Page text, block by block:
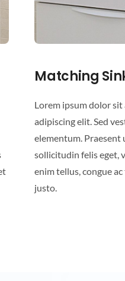
Matching
Lorem ipsum dolor
adipiscing elit. Sed
elementum. Praesent
sollicitudin felis eget,
enim tellus, congue
justo.